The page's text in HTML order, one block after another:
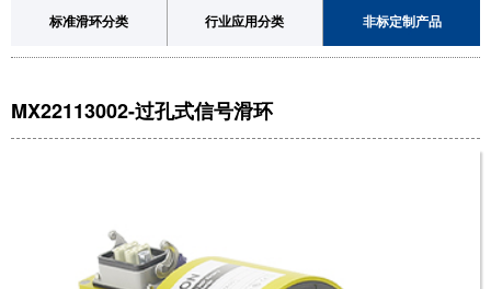
标准滑环分类 行业应用分类 非标定制产品
MX22113002-过孔式信号滑环